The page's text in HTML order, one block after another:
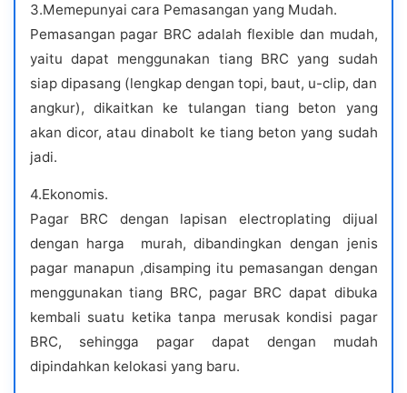
3.Memepunyai cara Pemasangan yang Mudah.
Pemasangan pagar BRC adalah flexible dan mudah,
yaitu dapat menggunakan tiang BRC yang sudah
siap dipasang (lengkap dengan topi, baut, u-clip, dan
angkur), dikaitkan ke tulangan tiang beton yang
akan dicor, atau dinabolt ke tiang beton yang sudah
jadi.
4.Ekonomis.
Pagar BRC dengan lapisan electroplating dijual
dengan harga murah, dibandingkan dengan jenis
pagar manapun ,disamping itu pemasangan dengan
menggunakan tiang BRC, pagar BRC dapat dibuka
kembali suatu ketika tanpa merusak kondisi pagar
BRC, sehingga pagar dapat dengan mudah
dipindahkan kelokasi yang baru.